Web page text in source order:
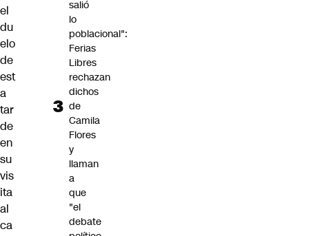
el
du
elo
de
est
a
tar
de
en
su
vis
ita
al
ca
salió
lo
poblacional":
Ferias
Libres
rechazan
dichos
de
Camila
Flores
y
llaman
a
que
"el
debate